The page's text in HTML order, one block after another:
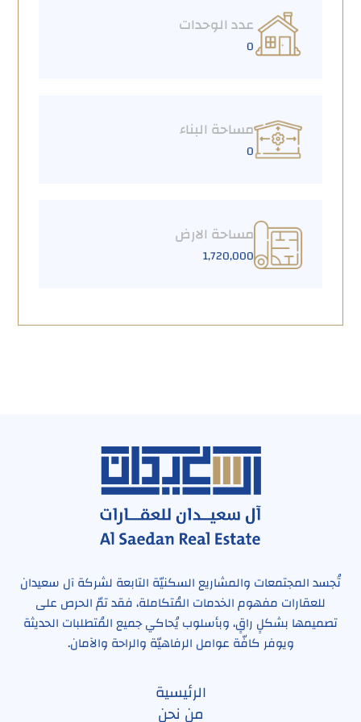
عدد الوحدات
0
مساحة البناء
0
مساحة الارض
1,720,000
تُجسد المجتمعات والمشاريع السكنيّة التابعة لشركة آل سعيدان
للعقارات مفهوم الخدمات المُتكاملة، فقد تمّ الحرص على
تصميمها بشكلٍ راقٍ، وبأسلوب يُحاكي جميع المُتطلبات الحديثة
ويوفر كافّة عوامل الرفاهيّة والراحة والآمان.
الرئيسية
من نحن